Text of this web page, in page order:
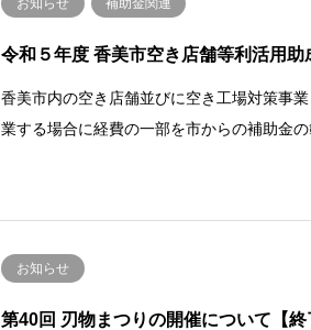
お知らせ 補助金関連
令和５年度 香美市空き店舗等利活用助
香美市内の空き店舗並びに空き工場対策事
業する場合に経費の一部を市からの補助金
お知らせ
第40回 刃物まつりの開催について【終